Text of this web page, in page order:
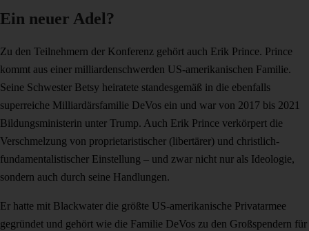
Ein neuer Adel?
Zu den Teilnehmern der Konferenz gehört auch Erik Prince. Prince
kommt aus einer milliardenschwerden US-amerikanischen Familie.
Seine Schwester Betsy heiratete standesgemäß in die ebenfalls
superreiche Milliardärsfamilie DeVos ein und war von 2017 bis 2021
Bildungsministerin unter Trump. Auch Erik Prince verkörpert die
Verschmelzung von proprietaristischer (libertärer) und christlich-
fundamentalistischer Einstellung – und zwar nicht nur als Ideologie,
sondern auch durch seine Handlungen.
Er hatte mit Blackwater die größte US-amerikanische Privatarmee
gegründet und gehört wie die Familie DeVos zu den Großspendern für